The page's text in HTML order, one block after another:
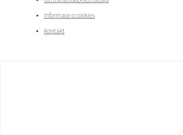
Informace o cookies
Kontakt